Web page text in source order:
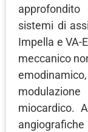
sistemi di
Impella e VA-
meccanico
miocardico.